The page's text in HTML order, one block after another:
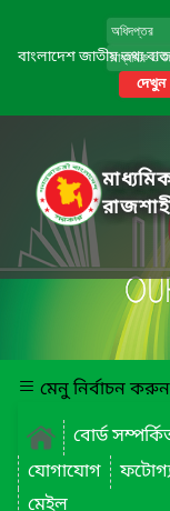
বাংলাদেশ জাতীয় তথ্য
দেখুন
মেনু নির্বাচন করুন
বোর্ড
যোগাযোগ
মেইল